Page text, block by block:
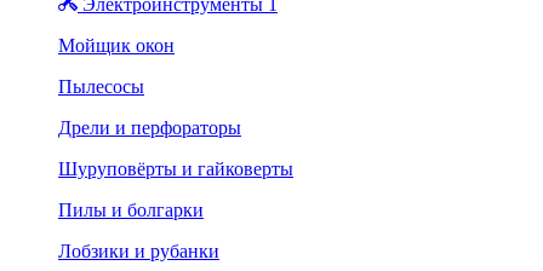
Электроинструменты 1
Мойщик окон
Пылесосы
Дрели и перфораторы
Шуруповёрты и гайковерты
Пилы и болгарки
Лобзики и рубанки